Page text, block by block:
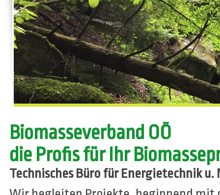
Biomasseverband OÖ
die Profis für Ihr
Technisches Büro für Energietechnik u.